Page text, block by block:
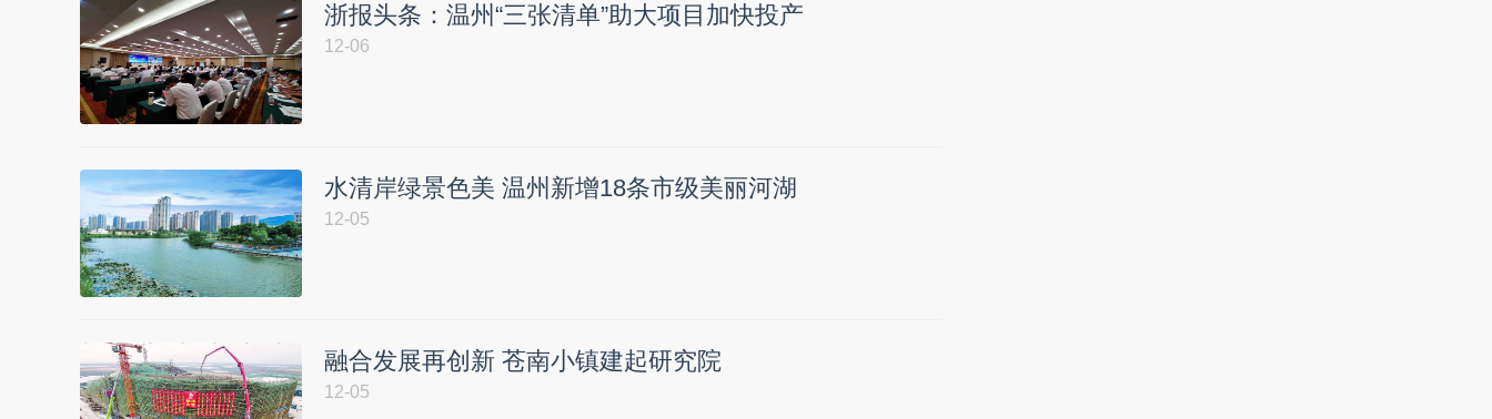
浙报头条：温州“三张清单”助大项目加快投产
12-06
水清岸绿景色美 温州新增18条市级美丽河湖
12-05
融合发展再创新 苍南小镇建起研究院
12-05